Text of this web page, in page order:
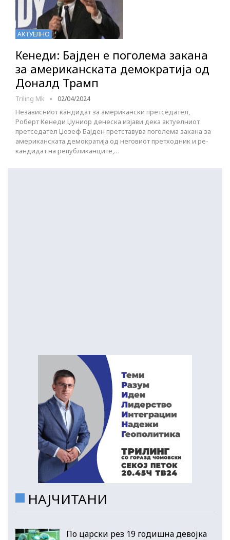
АКТУЕЛНО
Кенеди: Бајден е поголема закана
за американската демократија од
Доналд Трамп
Triling Mk 02/04/2024
Независниот кандидат за американски претседател,
Роберт Кенеди Џуниор денеска изјави дека актуелниот
претседател Џозеф Бајден претставува поголема закана за
американската демократија од неговиот претходник и ре-
кандидат на републиканците,…
НАЈЧИТАНИ
По царски рез 19 годишна девојка